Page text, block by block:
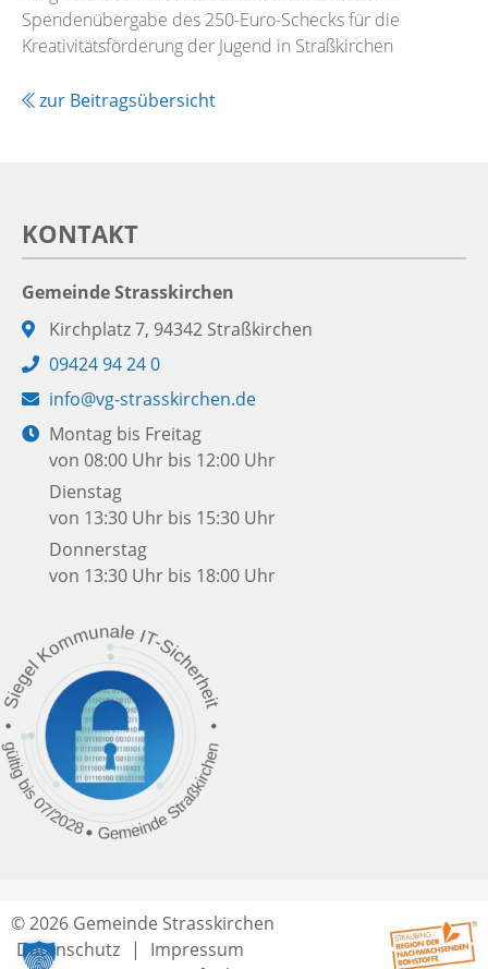
Spendenübergabe des 250-Euro-Schecks für die
Kreativitätsförderung der Jugend in Straßkirchen
zur Beitragsübersicht
KONTAKT
Gemeinde Strasskirchen
Adresse:
Kirchplatz 7, 94342 Straßkirchen
Telefon:
09424 94 24 0
E-
Mail:
info@vg-strasskirchen.de
Öffnungszeiten:
Montag bis Freitag
von 08:00 Uhr bis 12:00 Uhr
Dienstag
von 13:30 Uhr bis 15:30 Uhr
Donnerstag
von 13:30 Uhr bis 18:00 Uhr
© 2026 Gemeinde Strasskirchen
Datenschutz
Impressum